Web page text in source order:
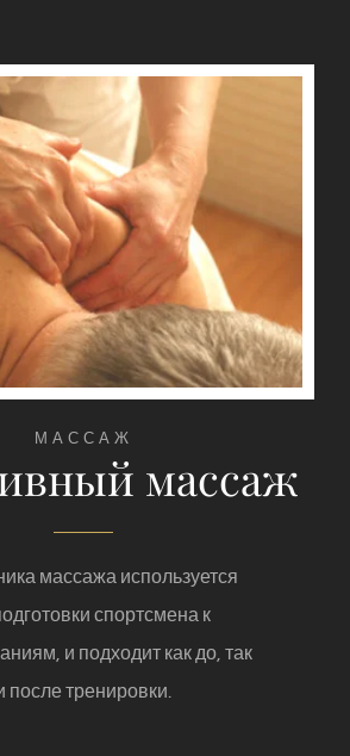
МАССАЖ
массаж
массажа используется
спортсмена к
и подходит как до, так
после тренировки.